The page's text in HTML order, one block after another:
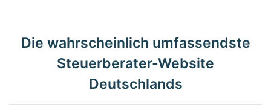
Die wahrscheinlich umfassendste
Steuerberater-Website
Deutschlands